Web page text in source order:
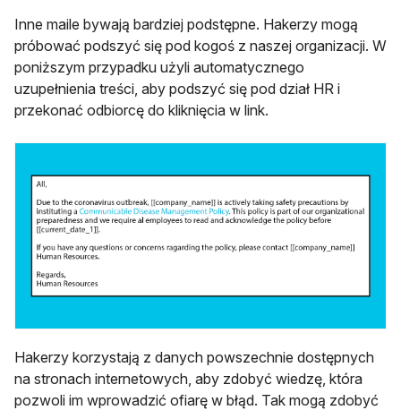
Inne maile bywają bardziej podstępne. Hakerzy mogą
próbować podszyć się pod kogoś z naszej organizacji. W
poniższym przypadku użyli automatycznego
uzupełnienia treści, aby podszyć się pod dział HR i
przekonać odbiorcę do kliknięcia w link.
Hakerzy korzystają z danych powszechnie dostępnych
na stronach internetowych, aby zdobyć wiedzę, która
pozwoli im wprowadzić ofiarę w błąd. Tak mogą zdobyć